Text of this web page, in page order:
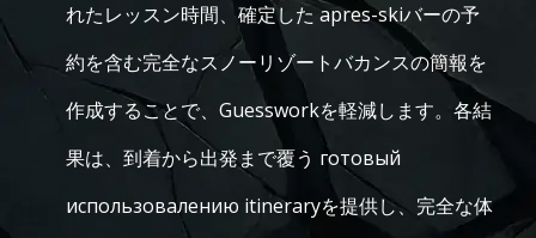
れたレッスン時間、確定した apres-skiバーの予
約を含む完全なスノーリゾートバカンスの簡報を
作成することで、Guessworkを軽減します。各結
果は、到着から出発まで覆う готовый
использовалению itineraryを提供し、完全な体